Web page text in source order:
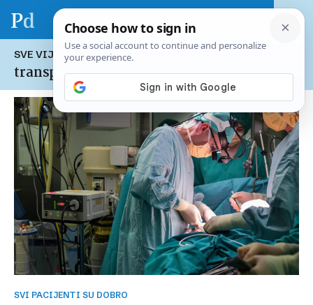
SVE VIJESTI NA TEMU:
transplantacija
SVI PACIJENTI SU DOBRO